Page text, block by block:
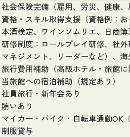
社会保険完備（雇用、労災、健康、
資格・スキル取得支援（資格例：
本酒検定、ワインソムリエ、日商簿
研修制度：ロールプレイ研修、社
マネジメント、リーダーなど）、
旅行費用補助（高級ホテル・旅館に
当旅館への宿泊補助（規定あり）
社員旅行・新年会あり
賄いあり
マイカー・バイク・自転車通勤OK
制服貸与